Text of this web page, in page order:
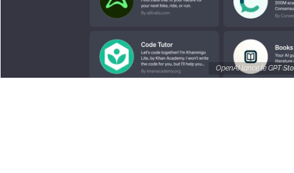
OpenAI lance le GPT